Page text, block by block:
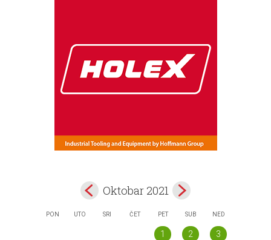
Oktobar 2021
PON UTO SRI ČET PET SUB NED
1 2
3